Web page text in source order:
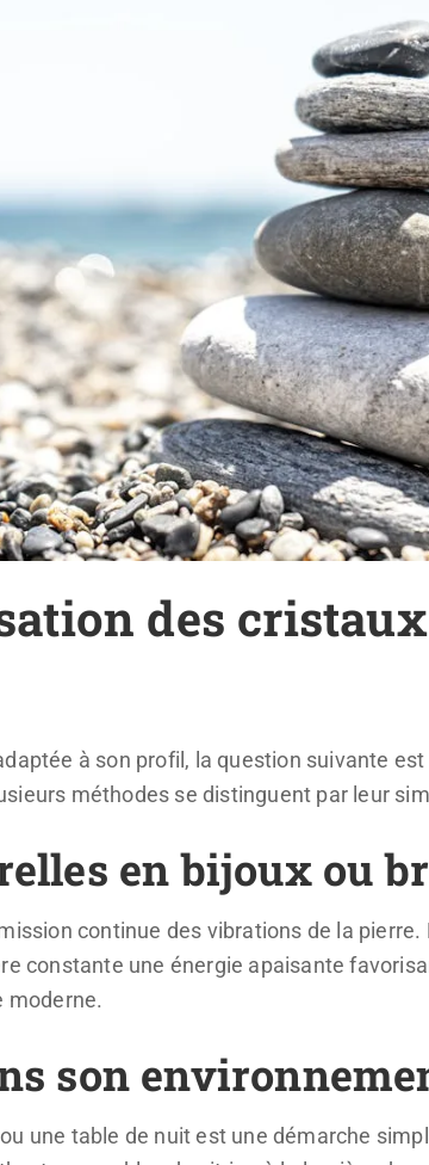
des
à son profil, la question suivante
méthodes se distinguent par leur
en bijoux ou
continue des vibrations de la
constante une énergie apaisante
moderne.
son
une table de nuit est une démarche